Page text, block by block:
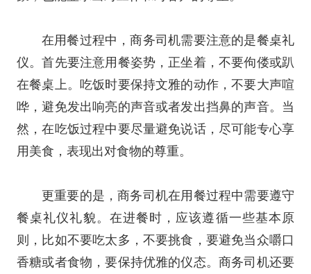
在用餐过程中，商务司机需要注意的是餐桌礼
仪。首先要注意用餐姿势，正坐着，不要佝偻或趴
在餐桌上。吃饭时要保持文雅的动作，不要大声喧
哗，避免发出响亮的声音或者发出挡鼻的声音。当
然，在吃饭过程中要尽量避免说话，尽可能专心享
用美食，表现出对食物的尊重。
更重要的是，商务司机在用餐过程中需要遵守
餐桌礼仪礼貌。在进餐时，应该遵循一些基本原
则，比如不要吃太多，不要挑食，要避免当众嚼口
香糖或者食物，要保持优雅的仪态。商务司机还要